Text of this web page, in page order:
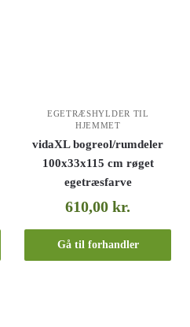
EGETRÆSHYLDER TIL
HJEMMET
vidaXL bogreol/rumdeler
100x33x115 cm røget
egetræsfarve
610,00kr.
Gå til forhandler